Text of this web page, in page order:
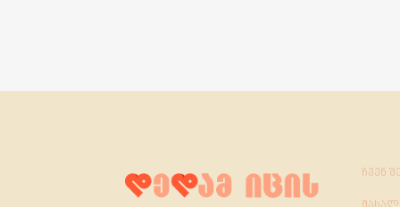
ჩვენ